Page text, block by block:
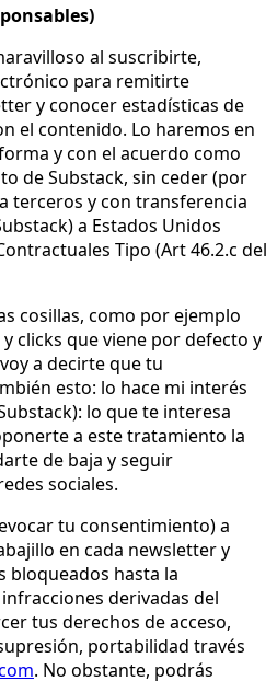
al suscribirte,
para remitirte
y conocer estadísticas de
el contenido. Lo haremos en
y con el acuerdo como
de Substack, sin ceder (por
terceros y con transferencia
a Estados Unidos
Tipo (Art 46.2.c del
cosillas, como por ejemplo
clicks que viene por defecto y
a decirte que tu
esto: lo hace mi interés
lo que te interesa
a este tratamiento la
de baja y seguir
sociales.
tu consentimiento) a
en cada newsletter y
bloqueados hasta la
derivadas del
tus derechos de acceso,
portabilidad través
. No obstante, podrás